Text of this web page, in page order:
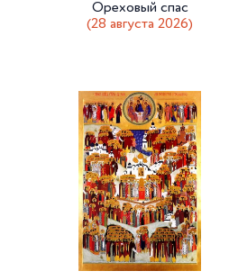
Ореховый спас
(28 августа 2026)